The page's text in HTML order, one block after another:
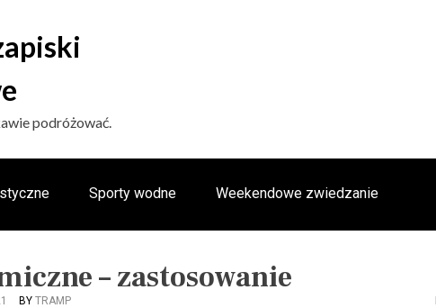
podróżować.
Sporty wodne Weekendowe zwiedzanie
– zastosowanie
BY TRAMP